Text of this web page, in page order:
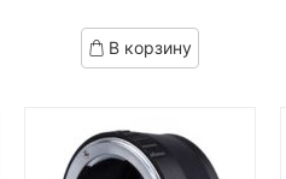
based
onВ корзину